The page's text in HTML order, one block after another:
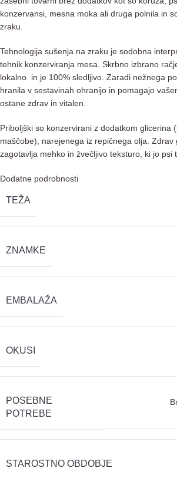
konzervansi, mesna moka ali druga polnila in
zraku.
Tehnologija sušenja na zraku je sodobna
tehnik konzerviranja mesa. Skrbno izbrano
lokalno in je 100% sledljivo. Zaradi nežnega
hranila v sestavinah ohranijo in pomagajo
ostane zdrav in vitalen.
Priboljški so konzervirani z dodatkom glicerina
maščobe), narejenega iz repičnega olja. Zdrav
zagotavlja mehko in žvečljivo teksturo, ki jo psi
Dodatne podrobnosti
TEŽA
ZNAMKE
EMBALAŽA
OKUSI
POSEBNE
POTREBE
STAROSTNO OBDOBJE